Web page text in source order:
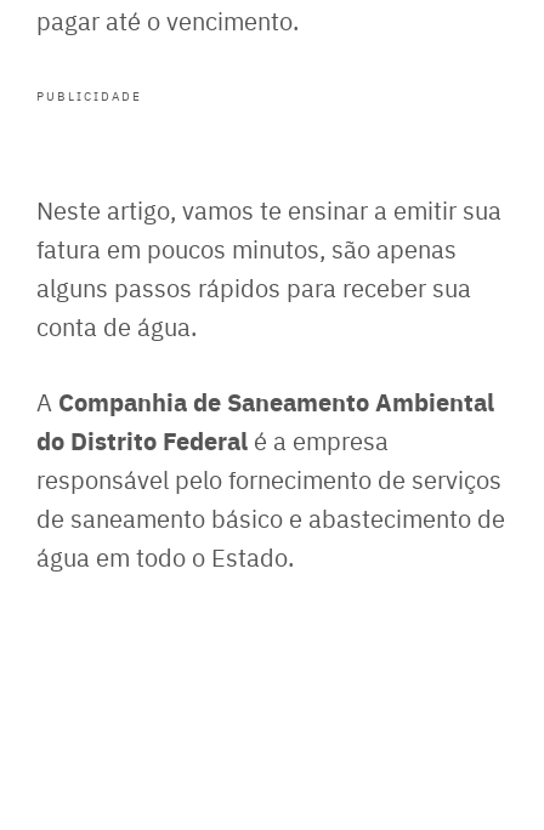
pagar até o vencimento.
PUBLICIDADE
Neste artigo, vamos te ensinar a emitir sua
fatura em poucos minutos, são apenas
alguns passos rápidos para receber sua
conta de água.
A Companhia de Saneamento Ambiental
do Distrito Federal é a empresa
responsável pelo fornecimento de serviços
de saneamento básico e abastecimento de
água em todo o Estado.